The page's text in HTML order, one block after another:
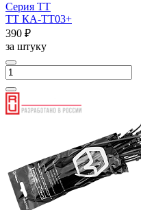
Серия ТТ
ТТ КА-ТТ03+
390 ₽
за штуку